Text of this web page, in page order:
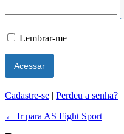
Lembrar-me
Cadastre-se | Perdeu a senha?
← Ir para AS Fight Sport